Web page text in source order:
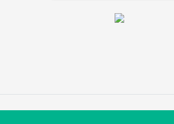
Alegre | (51) 3027.3737